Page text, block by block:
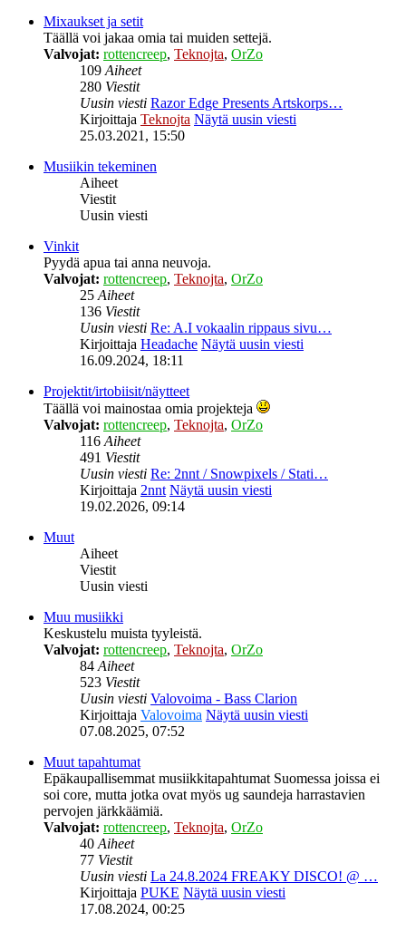
Mixaukset ja setit
Täällä voi jakaa omia tai muiden settejä.
Valvojat: rottencreep, Teknojta, OrZo
109Aiheet
280 Viestit
Uusin viesti Razor Edge Presents Artskorps…
Kirjoittaja Teknojta Näytä uusin viesti
25.03.2021, 15:50
Musiikin tekeminen
Aiheet
Viestit
Uusin viesti
Vinkit
Pyydä apua tai anna neuvoja.
Valvojat: rottencreep, Teknojta, OrZo
25Aiheet
136 Viestit
Uusin viesti Re: A.I vokaalin rippaus sivu…
Kirjoittaja Headache Näytä uusin viesti
16.09.2024, 18:11
Projektit/irtobiisit/näytteet
Täällä voi mainostaa omia projekteja
Valvojat: rottencreep, Teknojta, OrZo
116Aiheet
491 Viestit
Uusin viesti Re: 2nnt / Snowpixels / Stati…
Kirjoittaja 2nnt Näytä uusin viesti
19.02.2026, 09:14
Muut
Aiheet
Viestit
Uusin viesti
Muu musiikki
Keskustelu muista tyyleistä.
Valvojat: rottencreep, Teknojta, OrZo
84Aiheet
523 Viestit
Uusin viesti Valovoima - Bass Clarion
Kirjoittaja Valovoima Näytä uusin viesti
07.08.2025, 07:52
Muut tapahtumat
Epäkaupallisemmat musiikkitapahtumat Suomessa joissa ei
soi core, mutta jotka ovat myös ug saundeja harrastavien
pervojen järkkäämiä.
Valvojat: rottencreep, Teknojta, OrZo
40Aiheet
77 Viestit
Uusin viesti La 24.8.2024 FREAKY DISCO! @ …
Kirjoittaja PUKE Näytä uusin viesti
17.08.2024, 00:25